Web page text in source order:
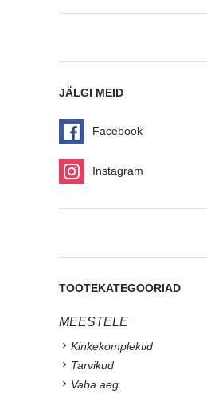
JÄLGI MEID
Facebook
Instagram
TOOTEKATEGOORIAD
MEESTELE
Kinkekomplektid
Tarvikud
Vaba aeg